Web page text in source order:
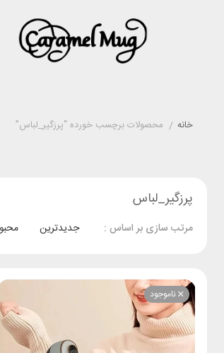
خانه / محصولات برچسب خورده “پرزگیر_لباس”
پرزگیر_لباس
مرتب سازی بر اساس : جدیدترین
ناموجود